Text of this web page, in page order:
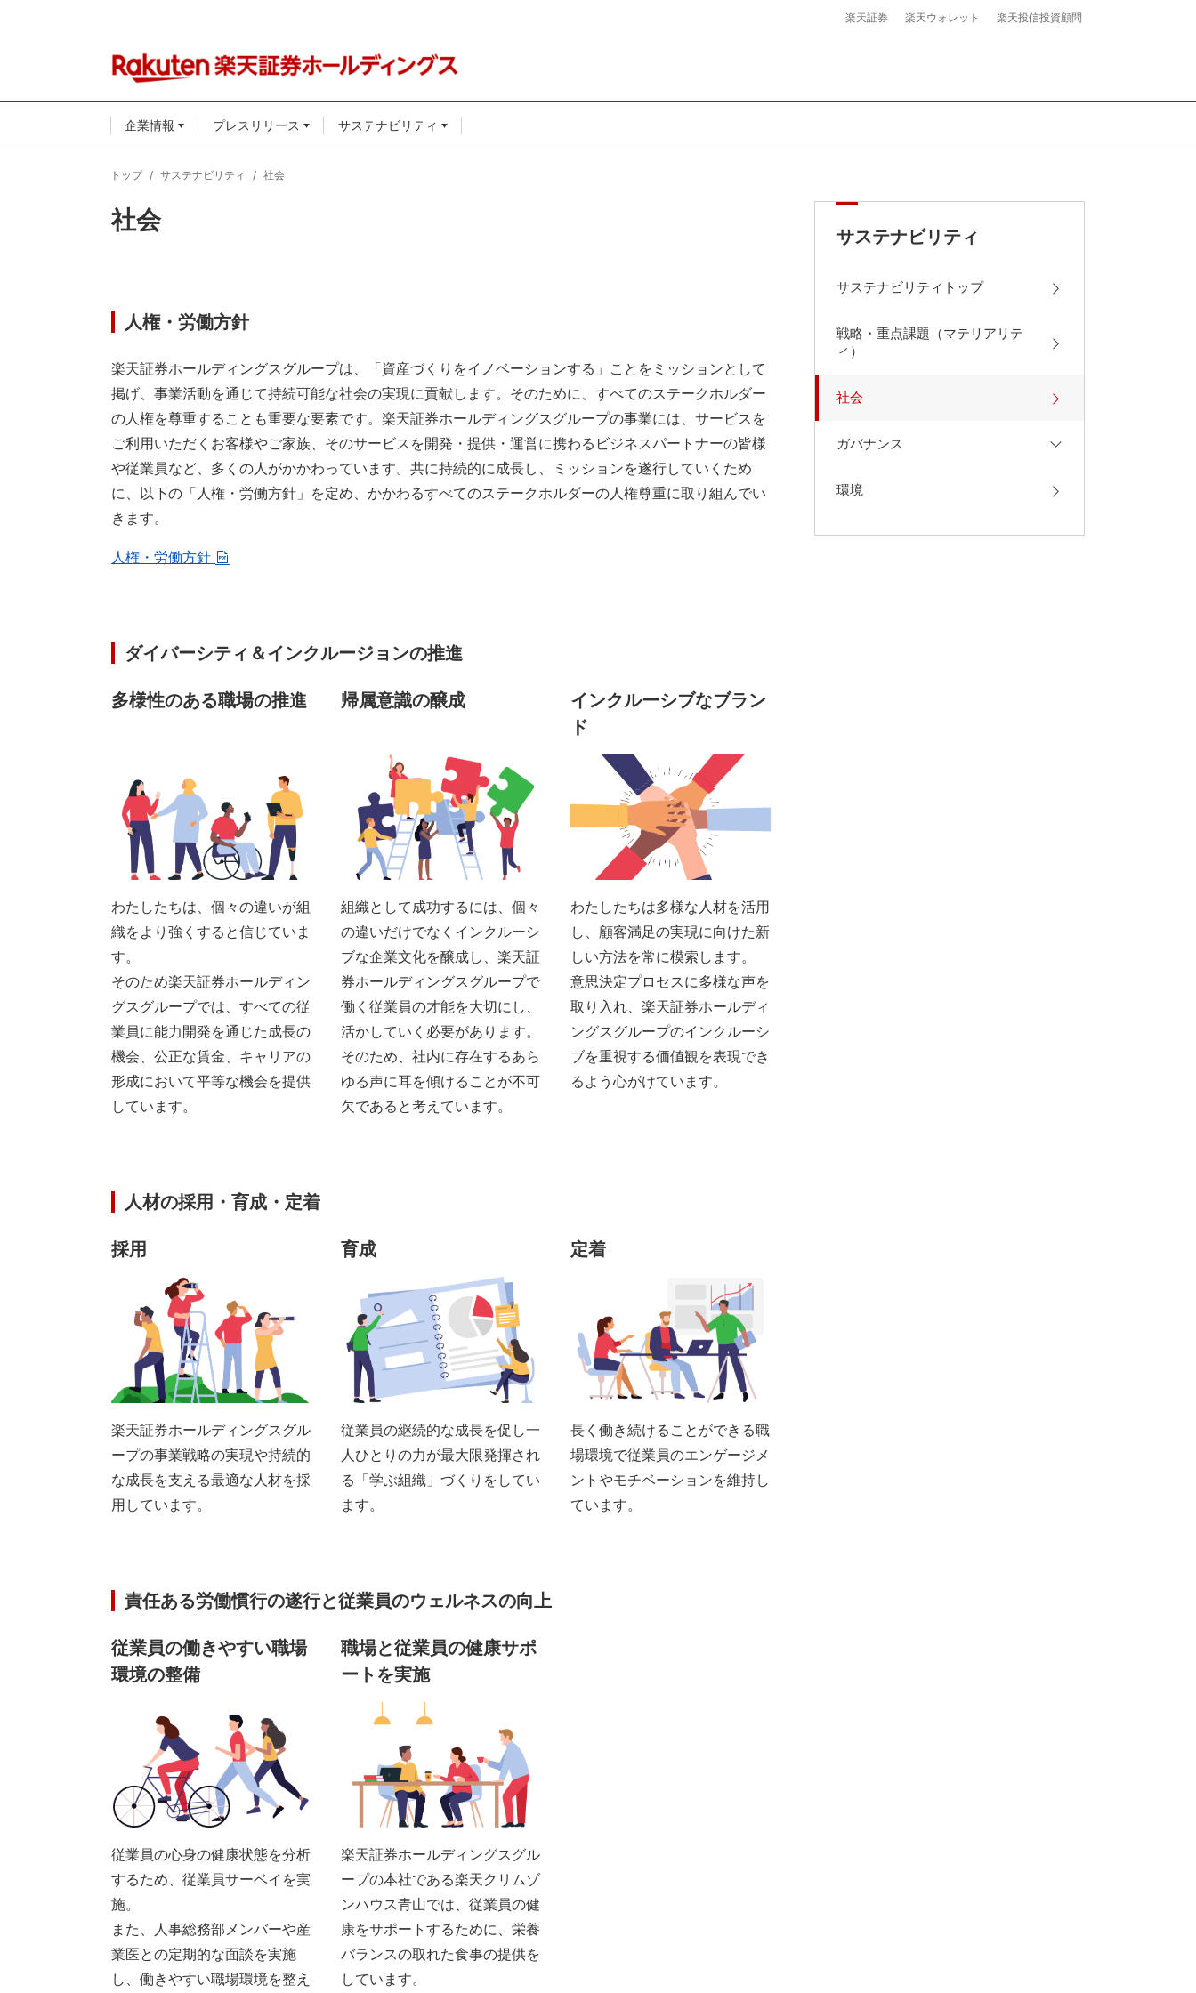
企業情報 プレスリリース サステナビリティ
楽天証券 楽天ウォレット 楽天投信投資顧問
トップ サステナビリティ 社会
社会
人権・労働方針
楽天証券ホールディングスグループは、「資産づくりをイノベーションする」ことをミッションとして
掲げ、事業活動を通じて持続可能な社会の実現に貢献します。そのために、すべてのステークホルダー
の人権を尊重することも重要な要素です。楽天証券ホールディングスグループの事業には、サービスを
ご利用いただくお客様やご家族、そのサービスを開発・提供・運営に携わるビジネスパートナーの皆様
や従業員など、多くの人がかかわっています。共に持続的に成長し、ミッションを遂行していくため
に、以下の「人権・労働方針」を定め、かかわるすべてのステークホルダーの人権尊重に取り組んでい
きます。
人権・労働方針
ダイバーシティ＆インクルージョンの推進
多様性のある職場の推進
わたしたちは、個々の違いが組
織をより強くすると信じていま
す。
そのため楽天証券ホールディン
グスグループでは、すべての従
業員に能力開発を通じた成長の
機会、公正な賃金、キャリアの
形成において平等な機会を提供
しています。
帰属意識の醸成
組織として成功するには、個々
の違いだけでなくインクルーシ
ブな企業文化を醸成し、楽天証
券ホールディングスグループで
働く従業員の才能を大切にし、
活かしていく必要があります。
そのため、社内に存在するあら
ゆる声に耳を傾けることが不可
欠であると考えています。
インクルーシブなブラン
ド
わたしたちは多様な人材を活用
し、顧客満足の実現に向けた新
しい方法を常に模索します。
意思決定プロセスに多様な声を
取り入れ、楽天証券ホールディ
ングスグループのインクルーシ
ブを重視する価値観を表現でき
るよう心がけています。
人材の採用・育成・定着
採用
楽天証券ホールディングスグル
ープの事業戦略の実現や持続的
な成長を支える最適な人材を採
用しています。
育成
従業員の継続的な成長を促し一
人ひとりの力が最大限発揮され
る「学ぶ組織」づくりをしてい
ます。
定着
長く働き続けることができる職
場環境で従業員のエンゲージメ
ントやモチベーションを維持し
ています。
責任ある労働慣行の遂行と従業員のウェルネスの向上
従業員の働きやすい職場
環境の整備
従業員の心身の健康状態を分析
するため、従業員サーベイを実
施。
また、人事総務部メンバーや産
業医との定期的な面談を実施
し、働きやすい職場環境を整え
職場と従業員の健康サポ
ートを実施
楽天証券ホールディングスグル
ープの本社である楽天クリムゾ
ンハウス青山では、従業員の健
康をサポートするために、栄養
バランスの取れた食事の提供を
しています。
サステナビリティ
サステナビリティトップ
戦略・重点課題（マテリアリテ
ィ）
社会
ガバナンス
環境